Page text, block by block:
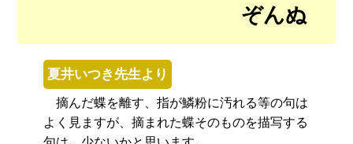
ぞんぬ
夏井いつき先生より
摘んだ蝶を離す、指が鱗粉に汚れる等の句は
よく見ますが、摘まれた蝶そのものを描写する